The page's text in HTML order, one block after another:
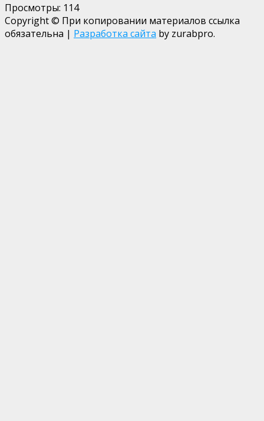
Просмотры: 114
Copyright © При копировании материалов ссылка
обязательна | Разработка сайта by zurabpro.